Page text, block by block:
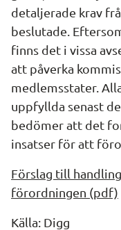
detaljerade krav
beslutade.
finns det i vissa
att påverka
medlemsstater.
uppfyllda senast
bedömer att det
insatser för att
Förslag till
förordningen (pdf)
Källa: Digg